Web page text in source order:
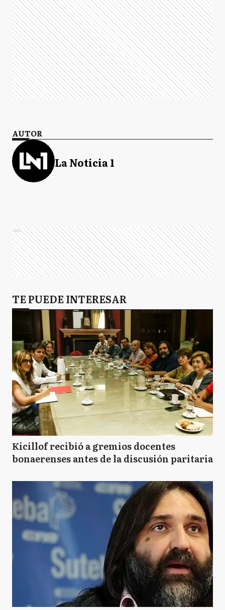
AUTOR
La Noticia 1
Ads
TE PUEDE INTERESAR
Kicillof recibió a gremios docentes
bonaerenses antes de la discusión paritaria